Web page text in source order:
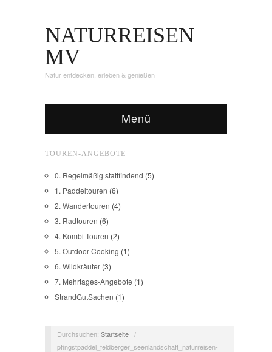
NATURREISEN
MV
Natur entdecken, erleben & genießen
Menü
TOUREN-ANGEBOTE
0. Regelmäßig stattfindend (5)
1. Paddeltouren (6)
2. Wandertouren (4)
3. Radtouren (6)
4. Kombi-Touren (2)
5. Outdoor-Cooking (1)
6. Wildkräuter (3)
7. Mehrtages-Angebote (1)
StrandGutSachen (1)
Durchsuchen: Startseite /
pfingstpaddel_feldberger_seenlandschaft_naturreisen-